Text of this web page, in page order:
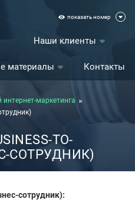
показать номер
Наши клиенты
материалы Контакты
интернет-маркетинга
TO-
СОТРУДНИК)
сотрудник):